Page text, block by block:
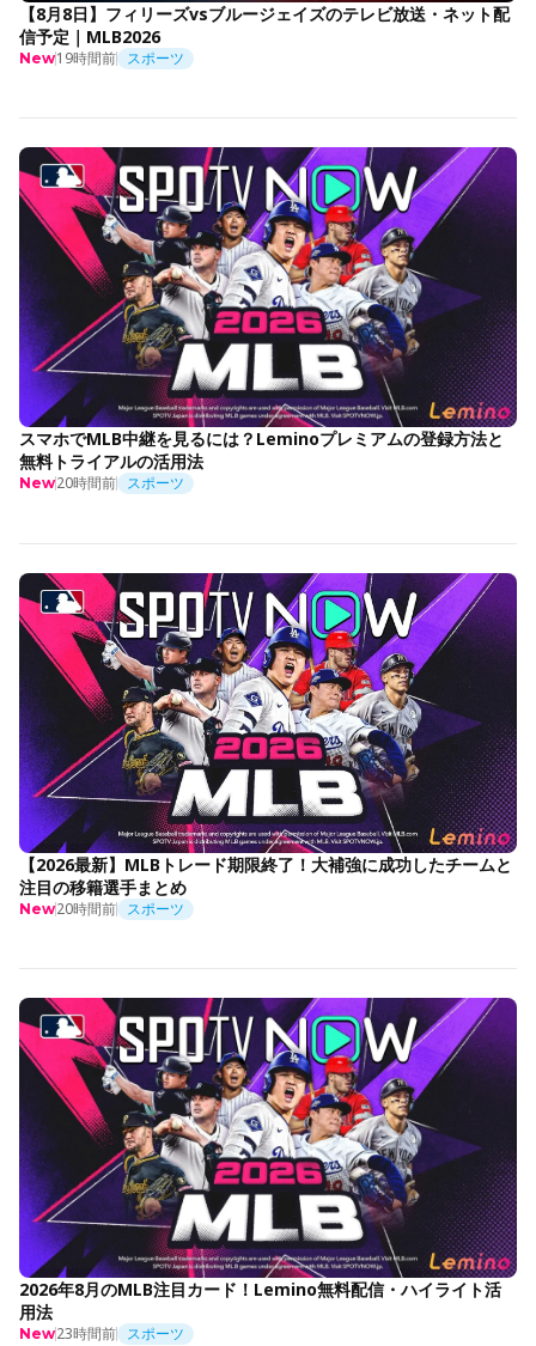
【8月8日】フィリーズvsブルージェイズのテレビ放送・ネット配
信予定｜MLB2026
New19時間前 スポーツ
スマホでMLB中継を見るには？Leminoプレミアムの登録方法と
無料トライアルの活用法
New20時間前 スポーツ
【2026最新】MLBトレード期限終了！大補強に成功したチームと
注目の移籍選手まとめ
New20時間前 スポーツ
2026年8月のMLB注目カード！Lemino無料配信・ハイライト活
用法
New23時間前 スポーツ